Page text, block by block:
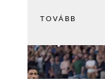
TOVÁBB